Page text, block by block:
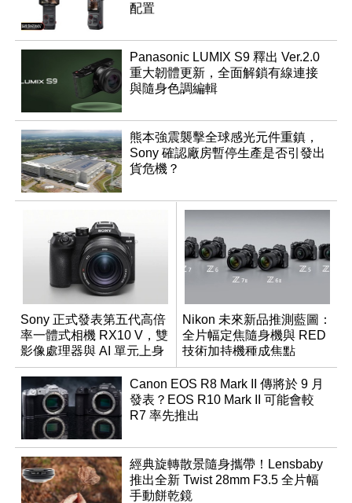
配置
Panasonic LUMIX S9 釋出 Ver.2.0
重大韌體更新，全面解鎖有線連接
與隨身色調編輯
熊本強震襲擊全球感光元件重鎮，
Sony 確認廠房暫停生產是否引發出
貨危機？
Sony 正式發表第五代高倍
率一體式相機 RX10 V，雙
影像處理器與 AI 單元上身
Nikon 未來新品推測藍圖：
全片幅定焦隨身機與 RED
技術加持機種成焦點
Canon EOS R8 Mark II 傳將於 9 月
發表？EOS R10 Mark II 可能會較
R7 率先推出
經典旋轉散景隨身攜帶！Lensbaby
推出全新 Twist 28mm F3.5 全片幅
手動餅乾鏡